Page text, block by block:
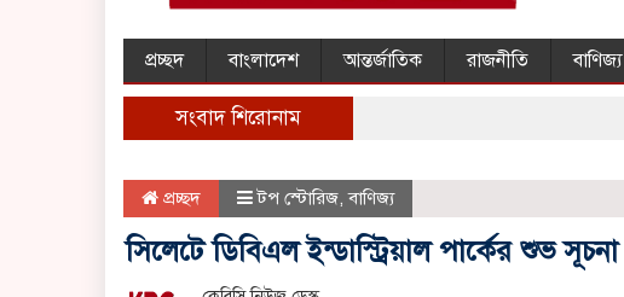
প্রচ্ছদ বাংলাদেশ আন্তর্জাতিক রাজনীতি বাণিজ্য
সংবাদ শিরোনাম
প্রচ্ছদ টপ স্টোরিজ,বাণিজ্য
সিলেটে ডিবিএল ইন্ডাস্ট্রিয়াল পার্কের শুভ সূচনা